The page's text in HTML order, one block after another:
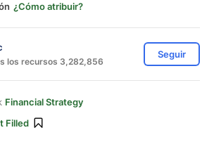
¿Cómo atribuir?
los recursos 3,282,856
Seguir
Financial Strategy
Filled